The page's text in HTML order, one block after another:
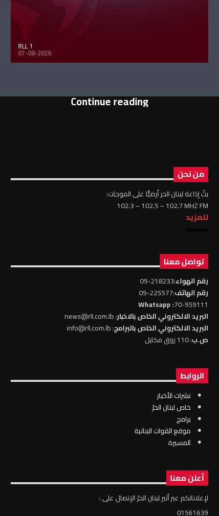
RLL 1
07-08-2026
Continue reading
من نحن
بثّ إذاعة لبنان الحر أرضيًّا على الموجات:
102.3 – 102.5 – 102.7 MHZ FM
للمزيد
تواصل معنا
رقم الهواء:218233-09
رقم الهاتف:225577-09
70-959111
: Whatsapp
البريد الالكتروني الخاص بالاخبار: news@rll.com.lb
البريد الالكتروني الخاص بالبرامج: info@rll.com.lb
ص.ب: 110 زوق مكايل
الروابط
نشرات الأخبار
خاص لبنان الحرّ
برامج
موقع القوات البنانية
المسيرة
أعلن معنا
لإعلاناتكم عبر أثير لبنان الحرّ الإتصال على :
01561639